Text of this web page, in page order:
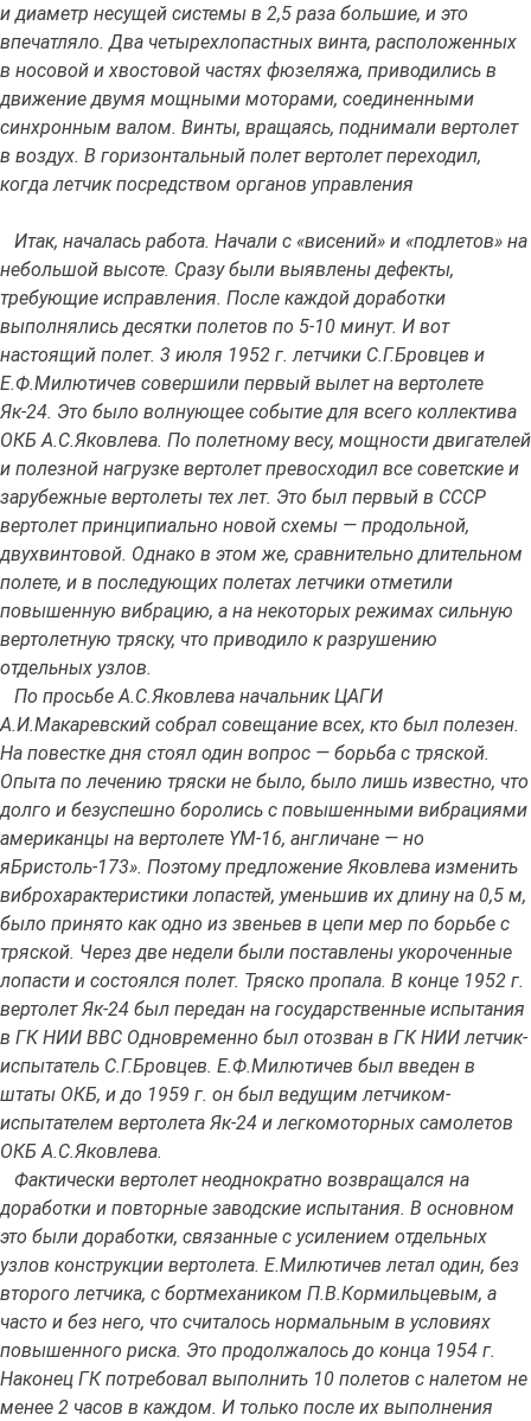
и диаметр несущей системы в 2,5 раза большие, и это
впечатляло. Два четырехлопастных винта, расположенных
в носовой и хвостовой частях фюзеляжа, приводились в
движение двумя мощными моторами, соединенными
синхронным валом. Винты, вращаясь, поднимали вертолет
в воздух. В горизонтальный полет вертолет переходил,
когда летчик посредством органов управления
Итак, началась работа. Начали с «висений» и «подлетов» на
небольшой высоте. Сразу были выявлены дефекты,
требующие исправления. После каждой доработки
выполнялись десятки полетов по 5-10 минут. И вот
настоящий полет. 3 июля 1952 г. летчики С.Г.Бровцев и
Е.Ф.Милютичев совершили первый вылет на вертолете
Як-24. Это было волнующее событие для всего коллектива
ОКБ А.С.Яковлева. По полетному весу, мощности двигателей
и полезной нагрузке вертолет превосходил все советские и
зарубежные вертолеты тех лет. Это был первый в СССР
вертолет принципиально новой схемы — продольной,
двухвинтовой. Однако в этом же, сравнительно длительном
полете, и в последующих полетах летчики отметили
повышенную вибрацию, а на некоторых режимах сильную
вертолетную тряску, что приводило к разрушению
отдельных узлов.
По просьбе А.С.Яковлева начальник ЦАГИ
А.И.Макаревский собрал совещание всех, кто был полезен.
На повестке дня стоял один вопрос — борьба с тряской.
Опыта по лечению тряски не было, было лишь известно, что
долго и безуспешно боролись с повышенными вибрациями
американцы на вертолете YM-16, англичане — но
яБристоль-173». Поэтому предложение Яковлева изменить
виброхарактеристики лопастей, уменьшив их длину на 0,5 м,
было принято как одно из звеньев в цепи мер по борьбе с
тряской. Через две недели были поставлены укороченные
лопасти и состоялся полет. Тряско пропала. В конце 1952 г.
вертолет Як-24 был передан на государственные испытания
в ГК НИИ ВВС Одновременно был отозван в ГК НИИ летчик-
испытатель С.Г.Бровцев. Е.Ф.Милютичев был введен в
штаты ОКБ, и до 1959 г. он был ведущим летчиком-
испытателем вертолета Як-24 и легкомоторных самолетов
ОКБ А.С.Яковлева.
Фактически вертолет неоднократно возвращался на
доработки и повторные заводские испытания. В основном
это были доработки, связанные с усилением отдельных
узлов конструкции вертолета. Е.Милютичев летал один, без
второго летчика, с бортмехаником П.В.Кормильцевым, а
часто и без него, что считалось нормальным в условиях
повышенного риска. Это продолжалось до конца 1954 г.
Наконец ГК потребовал выполнить 10 полетов с налетом не
менее 2 часов в каждом. И только после их выполнения